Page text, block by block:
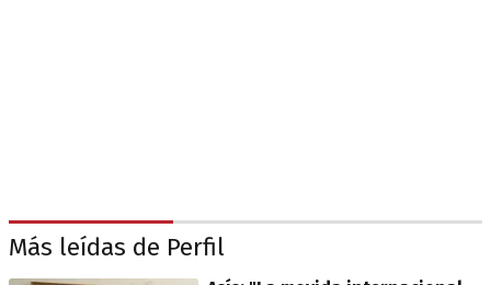
Más leídas de Perfil